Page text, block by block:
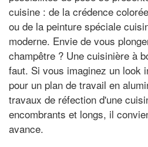
cuisine : de la crédence
ou de la peinture spéciale
moderne. Envie de vous
champêtre ? Une cuisinière à
faut. Si vous imaginez un look
pour un plan de travail en
travaux de réfection d'une
encombrants et longs, il
avance.